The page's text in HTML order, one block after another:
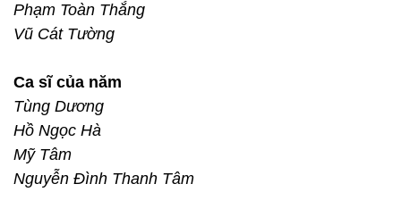
Phạm Toàn Thắng
Vũ Cát Tường
Ca sĩ của năm
Tùng Dương
Hồ Ngọc Hà
Mỹ Tâm
Nguyễn Đình Thanh Tâm